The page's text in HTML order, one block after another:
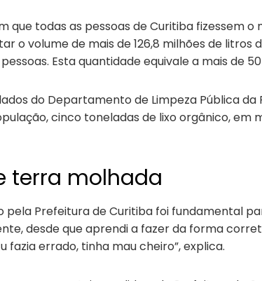
que todas as pessoas de Curitiba fizessem
o volume de mais de 126,8 milhões de
pessoas. Esta quantidade equivale a mais de
do Departamento de Limpeza Pública
cinco toneladas de lixo orgânico, em
terra molhada
pela Prefeitura de Curitiba foi fundamental
desde que aprendi a fazer da forma
fazia errado, tinha mau cheiro”, explica.